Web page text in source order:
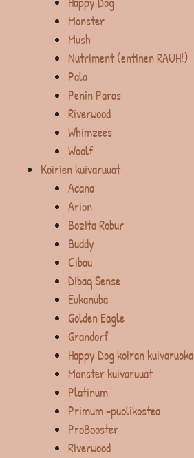
Monster
Mush
Nutriment (entinen RAUH!)
Pala
Penin Paras
Riverwood
Whimzees
Woolf
Koirien kuivaruuat
Acana
Arion
Bozita Robur
Buddy
Cibau
Dibaq Sense
Eukanuba
Golden Eagle
Grandorf
Happy Dog koiran kuivaruoka
Monster kuivaruuat
Platinum
Primum -puolikostea
ProBooster
Riverwood